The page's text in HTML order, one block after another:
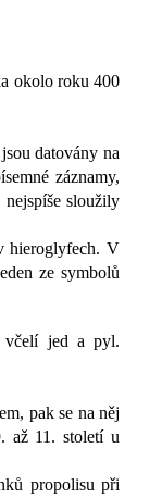
okolo roku 400
datovány na
záznamy,
sloužily
hieroglyfech. V
ze symbolů
včelí jed a pyl.
pak se na něj
až 11. století u
propolisu při